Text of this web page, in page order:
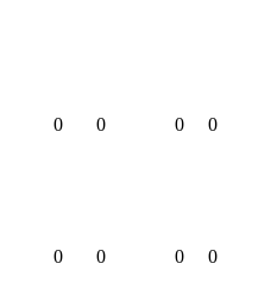
0 0 0 0
0 0 0 0